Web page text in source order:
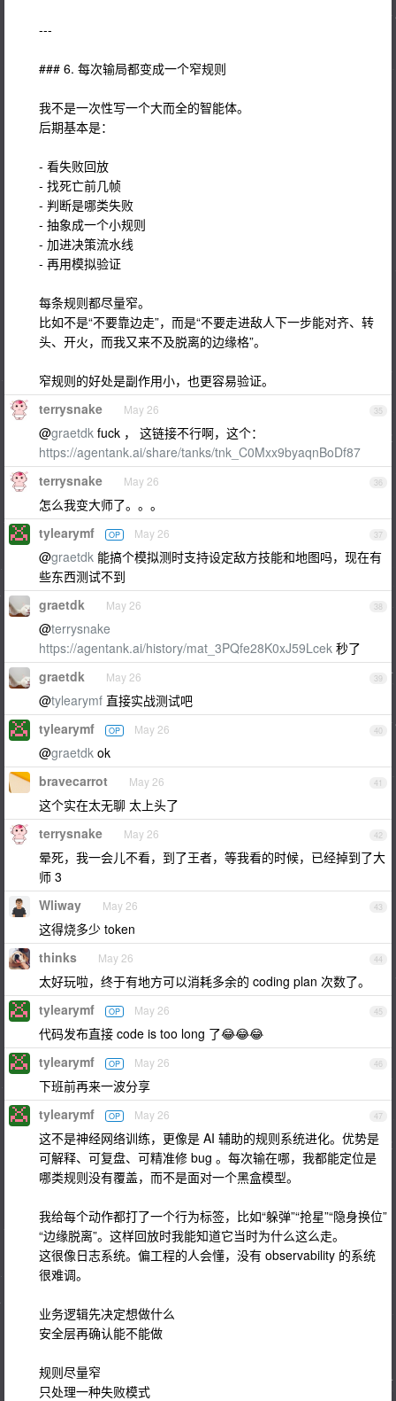
---
### 6. 每次输局都变成一个窄规则
我不是一次性写一个大而全的智能体。
后期基本是：
- 看失败回放
- 找死亡前几帧
- 判断是哪类失败
- 抽象成一个小规则
- 加进决策流水线
- 再用模拟验证
每条规则都尽量窄。
比如不是“不要靠边走”，而是“不要走进敌人下一步能对齐、转
头、开火，而我又来不及脱离的边缘格”。
窄规则的好处是副作用小，也更容易验证。
35
terrysnake May 26
@graetdk fuck ， 这链接不行啊，这个：
https://agentank.ai/share/tanks/tnk_C0Mxx9byaqnBoDf87
36
terrysnake May 26
怎么我变大师了。。。
37
tylearymf OP May 26
@graetdk 能搞个模拟测时支持设定敌方技能和地图吗，现在有
些东西测试不到
38
graetdk May 26
@terrysnake
https://agentank.ai/history/mat_3PQfe28K0xJ59Lcek 秒了
39
graetdk May 26
@tylearymf 直接实战测试吧
40
tylearymf OP May 26
@graetdk ok
41
bravecarrot May 26
这个实在太无聊 太上头了
42
terrysnake May 26
晕死，我一会儿不看，到了王者，等我看的时候，已经掉到了大
师 3
43
Wliway May 26
这得烧多少 token
44
thinks May 26
太好玩啦，终于有地方可以消耗多余的 coding plan 次数了。
45
tylearymf OP May 26
代码发布直接 code is too long 了😂😂😂
46
tylearymf OP May 26
下班前再来一波分享
47
tylearymf OP May 26
这不是神经网络训练，更像是 AI 辅助的规则系统进化。优势是
可解释、可复盘、可精准修 bug 。每次输在哪，我都能定位是
哪类规则没有覆盖，而不是面对一个黑盒模型。
我给每个动作都打了一个行为标签，比如“躲弹”“抢星”“隐身换位”
“边缘脱离”。这样回放时我能知道它当时为什么这么走。
这很像日志系统。偏工程的人会懂，没有 observability 的系统
很难调。
业务逻辑先决定想做什么
安全层再确认能不能做
规则尽量窄
只处理一种失败模式